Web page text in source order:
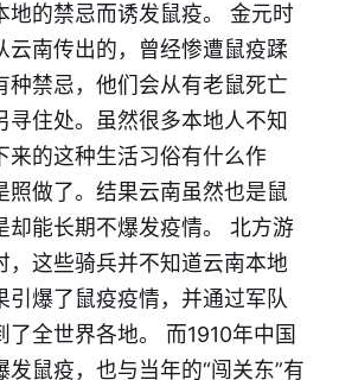
地的禁忌而诱发鼠疫。 金元时
云南传出的，曾经惨遭鼠疫蹂
种禁忌，他们会从有老鼠死亡
寻住处。虽然很多本地人不知
来的这种生活习俗有什么作
照做了。结果云南虽然也是鼠
却能长期不爆发疫情。 北方游
，这些骑兵并不知道云南本地
引爆了鼠疫疫情，并通过军队
了全世界各地。 而1910年中国
发鼠疫，也与当年的“闯关东”有